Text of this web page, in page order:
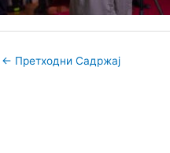
← Претходни Садржај